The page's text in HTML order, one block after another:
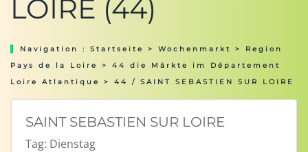
LOIRE (44)
Navigation : Startseite > Wochenmarkt > Region
Pays de la Loire
> 44 die Märkte im Département
Loire Atlantique
> 44 / SAINT SEBASTIEN SUR LOIRE
SAINT SEBASTIEN SUR LOIRE
Tag: Dienstag